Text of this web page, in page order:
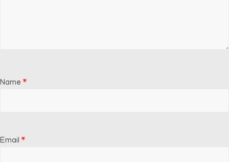
Name *
Email *